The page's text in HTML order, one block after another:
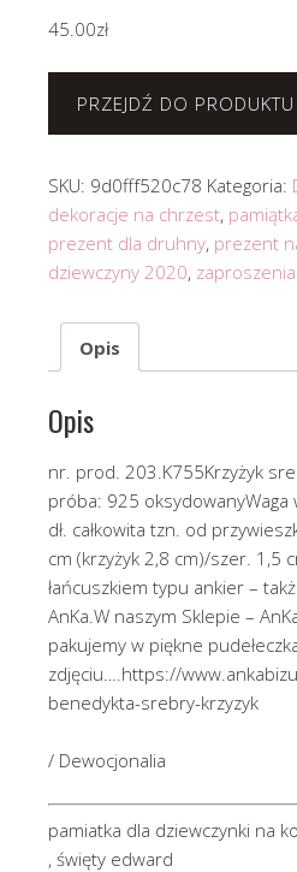
45.00zł
PRZEJDŹ DO PRODUKTU
SKU: 9d0fff520c78 Kategoria:
dekoracje na chrzest,
prezent dla druhny, prezent
dziewczyny 2020,
Opis
Opis
nr. prod. 203.K755Krzyżyk
próba: 925 oksydowanyWaga
dł. całkowita tzn. od
cm (krzyżyk 2,8 cm)/szer. 1,5
łańcuszkiem typu ankier –
AnKa.W naszym Sklepie –
pakujemy w piękne
zdjęciu….https://
benedykta-srebry-krzyzyk
/ Dewocjonalia
pamiatka dla dziewczynki na
, święty edward